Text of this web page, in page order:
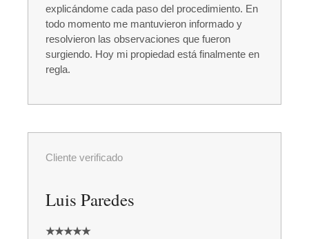
explicándome cada paso del procedimiento. En
todo momento me mantuvieron informado y
resolvieron las observaciones que fueron
surgiendo. Hoy mi propiedad está finalmente en
regla.
Cliente verificado
Luis Paredes
★★★★★